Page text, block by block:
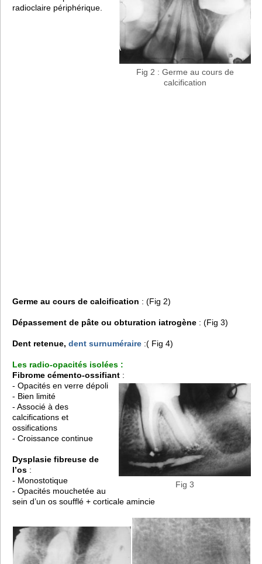
Fig 2 : Germe au cours de
calcification
radioclaire périphérique.
Germe au cours de calcification : (Fig 2)
Dépassement de pâte ou obturation iatrogène : (Fig 3)
Dent retenue, dent surnuméraire :( Fig 4)
Les radio-opacités isolées :
Fibrome cémento-ossifiant :
Fig 3
- Opacités en verre dépoli
- Bien limité
- Associé à des
calcifications et
ossifications
- Croissance continue
Dysplasie fibreuse de
l’os :
- Monostotique
- Opacités mouchetée au
sein d’un os soufflé + corticale amincie